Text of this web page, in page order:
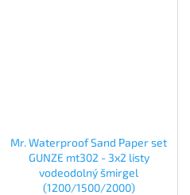
Mr. Waterproof Sand Paper set
GUNZE mt302 - 3x2 listy
vodeodolný šmirgel
(1200/1500/2000)